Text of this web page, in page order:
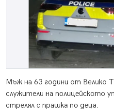
Мъж на 63 години от Велико
служители на полицейското
стрелял с прашка по деца.